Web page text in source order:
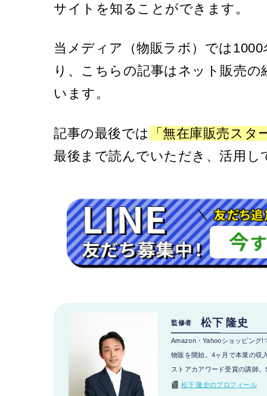
サイトを知ることができます。
当メディア（物販ラボ）では
り、こちらの記事はネット販売
います。
記事の最後では
「無在庫販売ス
最後まで読んでいただき、活用し
監修者 松下 隆史
Amazon・Yahooショッピング
物販を開始。4ヶ月で本業の収
ストアカアワード受賞の講師。
松下 隆史のプロフィール